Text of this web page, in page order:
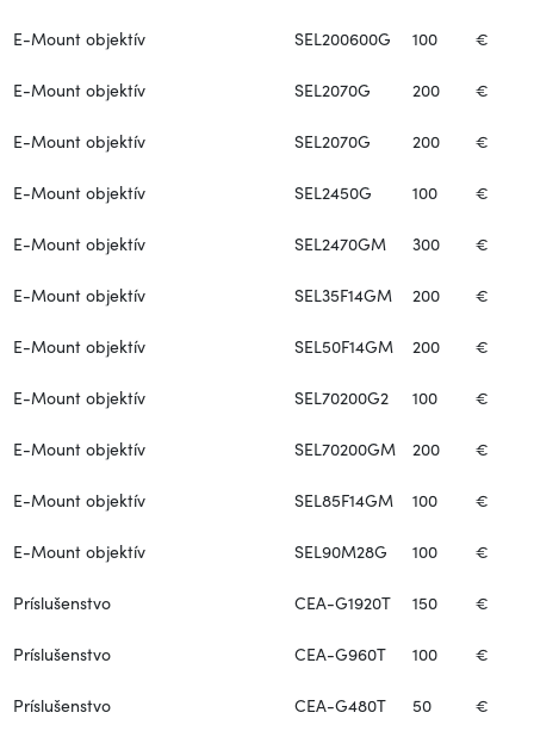
E-Mount objektív SEL200600G 100 €
E-Mount objektív SEL2070G 200 €
E-Mount objektív SEL2070G 200 €
E-Mount objektív SEL2450G 100 €
E-Mount objektív SEL2470GM 300 €
E-Mount objektív SEL35F14GM 200 €
E-Mount objektív SEL50F14GM 200 €
E-Mount objektív SEL70200G2 100 €
E-Mount objektív SEL70200GM 200 €
E-Mount objektív SEL85F14GM 100 €
E-Mount objektív SEL90M28G 100 €
Príslušenstvo CEA-G1920T 150 €
Príslušenstvo CEA-G960T 100 €
Príslušenstvo CEA-G480T 50 €